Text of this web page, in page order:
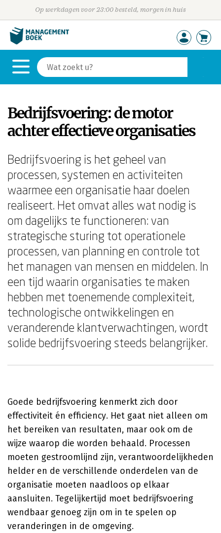
Op werkdagen voor 23:00 besteld, morgen in huis
Bedrijfsvoering: de motor
achter effectieve organisaties
Bedrijfsvoering is het geheel van
processen, systemen en activiteiten
waarmee een organisatie haar doelen
realiseert. Het omvat alles wat nodig is
om dagelijks te functioneren: van
strategische sturing tot operationele
processen, van planning en controle tot
het managen van mensen en middelen. In
een tijd waarin organisaties te maken
hebben met toenemende complexiteit,
technologische ontwikkelingen en
veranderende klantverwachtingen, wordt
solide bedrijfsvoering steeds belangrijker.
Goede bedrijfsvoering kenmerkt zich door
effectiviteit én efficiency. Het gaat niet alleen om
het bereiken van resultaten, maar ook om de
wijze waarop die worden behaald. Processen
moeten gestroomlijnd zijn, verantwoordelijkheden
helder en de verschillende onderdelen van de
organisatie moeten naadloos op elkaar
aansluiten. Tegelijkertijd moet bedrijfsvoering
wendbaar genoeg zijn om in te spelen op
veranderingen in de omgeving.